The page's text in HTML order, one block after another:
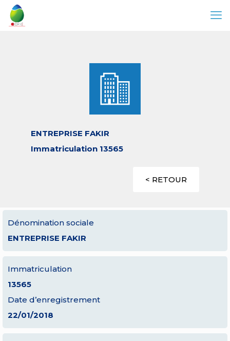
ENTREPRISE FAKIR
Immatriculation 13565
< RETOUR
Dénomination sociale
ENTREPRISE FAKIR
Immatriculation
13565
Date d’enregistrement
22/01/2018